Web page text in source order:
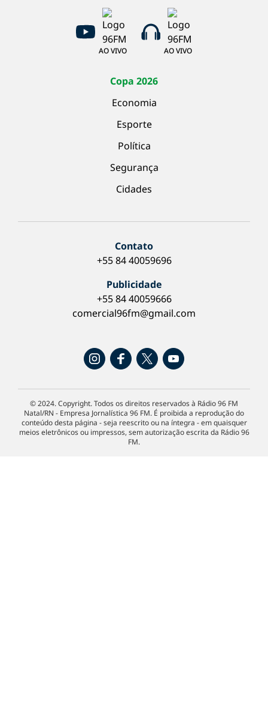
AO VIVO AO VIVO
Copa 2026
Economia
Esporte
Política
Segurança
Cidades
Contato
+55 84 40059696
Publicidade
+55 84 40059666
comercial96fm@gmail.com
© 2024. Copyright. Todos os direitos reservados à Rádio 96 FM
Natal/RN - Empresa Jornalística 96 FM. É proibida a reprodução do
conteúdo desta página - seja reescrito ou na íntegra - em quaisquer
meios eletrônicos ou impressos, sem autorização escrita da Rádio 96
FM.